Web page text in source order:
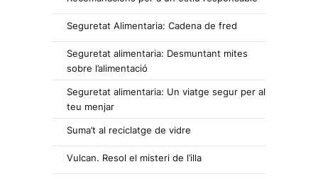
Seguretat Alimentaria: Cadena de fred
Seguretat alimentaria: Desmuntant mites
sobre l’alimentació
Seguretat alimentaria: Un viatge segur per al
teu menjar
Suma’t al reciclatge de vidre
Vulcan. Resol el misteri de l’illa